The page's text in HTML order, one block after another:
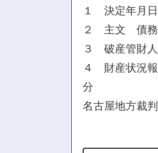
１ 決定年月
２ 主文 債務
３ 破産管財
４ 財産状況
分
名古屋地方裁